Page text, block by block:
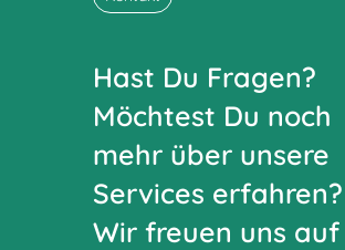
Hast Du Fragen?
Möchtest Du noch
mehr über unsere
Services erfahren?
Wir freuen uns auf